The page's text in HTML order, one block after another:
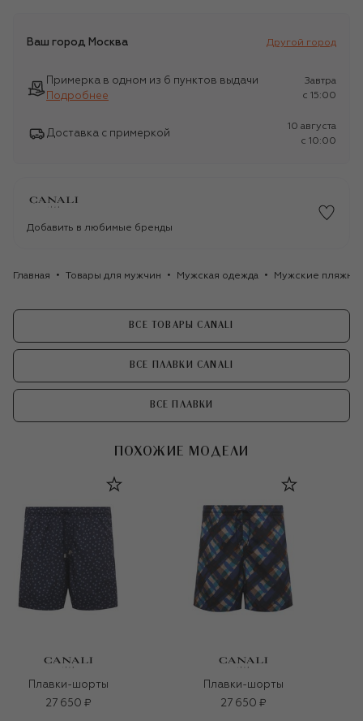
Ваш город Москва Другой город
Примерка в одном из 6 пунктов выдачи
Подробнее
Завтра
c 15:00
Доставка с примеркой
10 августа
c 10:00
Добавить в любимые бренды
Главная Товары для мужчин Мужская одежда Мужские
ВСЕ ТОВАРЫ CANALI
ВСЕ ПЛАВКИ CANALI
ВСЕ ПЛАВКИ
ПОХОЖИЕ МОДЕЛИ
Плавки-шорты
27 650 ₽
Плавки-шорты
27 650 ₽